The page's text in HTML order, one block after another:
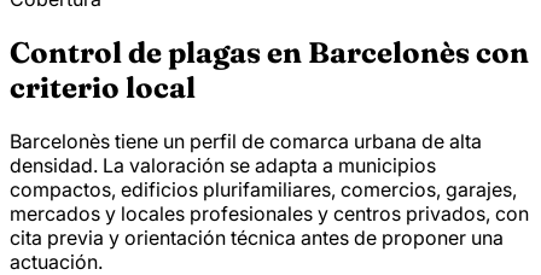
Control de plagas en Barcelonès con
criterio local
Barcelonès tiene un perfil de comarca urbana de alta
densidad. La valoración se adapta a municipios
compactos, edificios plurifamiliares, comercios, garajes,
mercados y locales profesionales y centros privados, con
cita previa y orientación técnica antes de proponer una
actuación.